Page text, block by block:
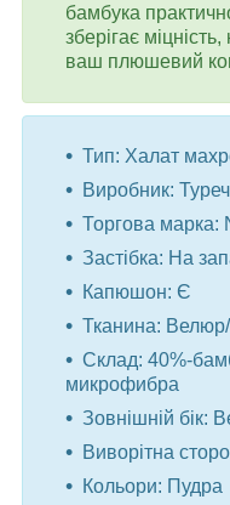
бамбука
зберігає
ваш плюшевий
Тип: Халат
Виробник:
Торгова марка:
Застібка: На
Капюшон: Є
Тканина:
Склад: 40%-
микрофибра
Зовнішній бік:
Виворітна
Кольори: Пудра